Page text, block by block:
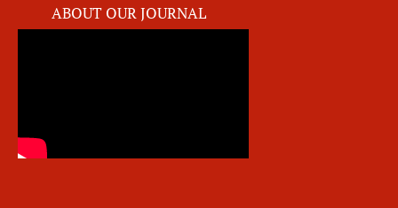
ABOUT OUR JOURNAL